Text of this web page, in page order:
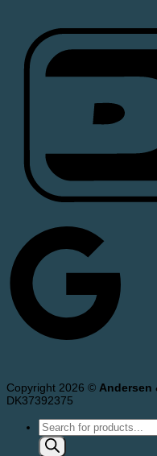
Copyright 2026 © Andersen
DK37392375
Products
search